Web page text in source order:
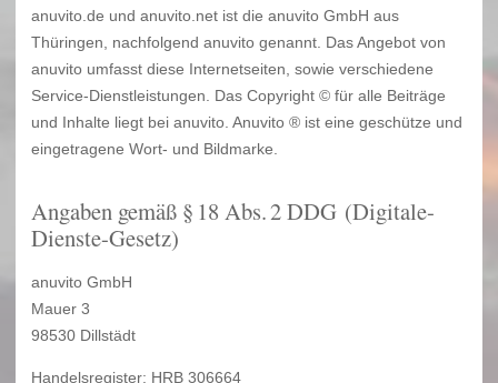
anuvito.de und anuvito.net ist die anuvito GmbH aus
Thüringen, nachfolgend anuvito genannt. Das Angebot von
anuvito umfasst diese Internetseiten, sowie verschiedene
Service-Dienstleistungen. Das Copyright © für alle Beiträge
und Inhalte liegt bei anuvito. Anuvito ® ist eine geschütze und
eingetragene Wort- und Bildmarke.
Angaben gemäß § 18 Abs. 2 DDG (Digitale-
Dienste-Gesetz)
anuvito GmbH
Mauer 3
98530 Dillstädt
Handelsregister: HRB 306664